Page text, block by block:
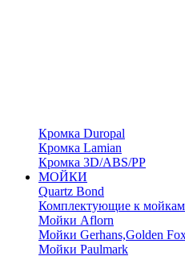
Кромка Duropal
Кромка Lamian
Кромка 3D/ABS/PP
МОЙКИ
Quartz Bond
Комплектующие к мойкам
Мойки Aflorn
Мойки Gerhans,Golden
Мойки Paulmark